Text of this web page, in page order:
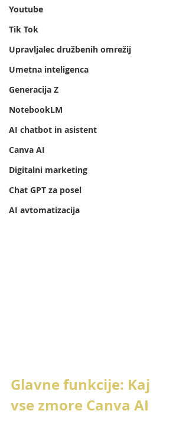
Youtube
Tik Tok
Upravljalec družbenih omrežij
Umetna inteligenca
Generacija Z
NotebookLM
AI chatbot in asistent
Canva AI
Digitalni marketing
Chat GPT za posel
AI avtomatizacija
Glavne funkcije: Kaj
vse zmore Canva AI